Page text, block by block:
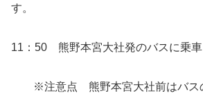
す。
11：50 熊野本宮大社発のバスに乗車
※注意点 熊野本宮大社前はバス